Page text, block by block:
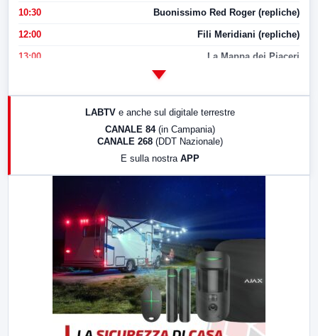
10:30 Buonissimo Red Roger (repliche)
12:00 Fili Meridiani (repliche)
13:00 La Mappa dei Piaceri
LABTV e anche sul digitale terrestre
CANALE 84 (in Campania)
CANALE 268 (DDT Nazionale)
E sulla nostra APP